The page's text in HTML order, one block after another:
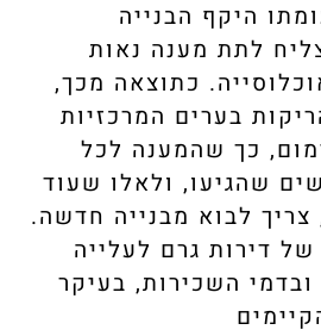
היקף הבנייה
לתת מענה נאות
כתוצאה מכך,
בערים המרכזיות
כך שהמענה לכל
שהגיעו, ולאלו שעוד
צריך לבוא מבנייה חדשה.
דירות גרם לעלייה
ובדמי השכירות, בעיקר